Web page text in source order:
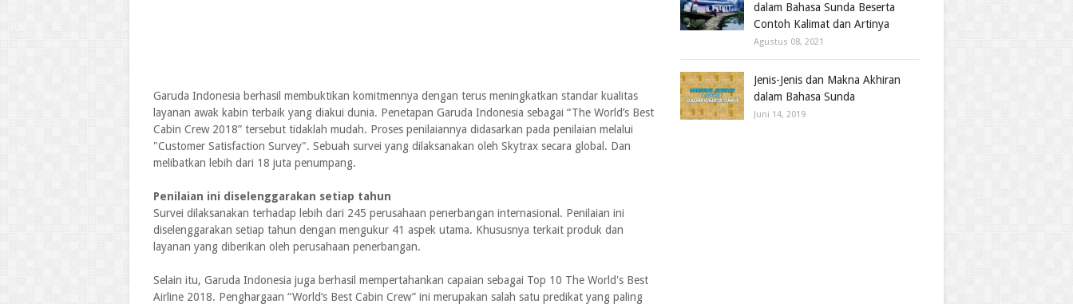
Garuda Indonesia berhasil membuktikan komitmennya dengan terus meningkatkan standar kualitas
layanan awak kabin terbaik yang diakui dunia. Penetapan Garuda Indonesia sebagai “The World’s Best
Cabin Crew 2018” tersebut tidaklah mudah. Proses penilaiannya didasarkan pada penilaian melalui
"Customer Satisfaction Survey". Sebuah survei yang dilaksanakan oleh Skytrax secara global. Dan
melibatkan lebih dari 18 juta penumpang.
Penilaian ini diselenggarakan setiap tahun
Survei dilaksanakan terhadap lebih dari 245 perusahaan penerbangan internasional. Penilaian ini
diselenggarakan setiap tahun dengan mengukur 41 aspek utama. Khususnya terkait produk dan
layanan yang diberikan oleh perusahaan penerbangan.
Selain itu, Garuda Indonesia juga berhasil mempertahankan capaian sebagai Top 10 The World's Best
Airline 2018. Penghargaan “World’s Best Cabin Crew” ini merupakan salah satu predikat yang paling
dalam Bahasa Sunda Beserta
Contoh Kalimat dan Artinya
Agustus 08, 2021
Jenis-Jenis dan Makna Akhiran
dalam Bahasa Sunda
Juni 14, 2019